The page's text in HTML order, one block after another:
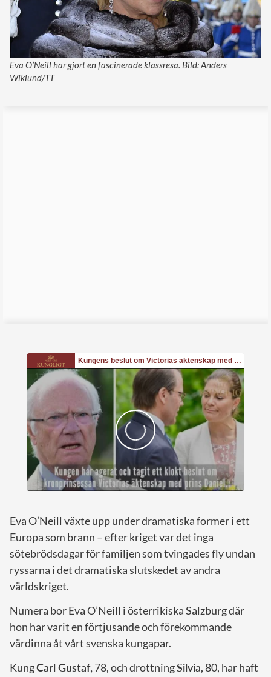
Eva O’Neill har gjort en fascinerade klassresa. Bild: Anders
Wiklund/TT
Eva O’Neill växte upp under dramatiska former i ett
Europa som brann – efter kriget var det inga
sötebrödsdagar för familjen som tvingades fly undan
ryssarna i det dramatiska slutskedet av andra
världskriget.
Numera bor Eva O’Neill i österrikiska Salzburg där
hon har varit en förtjusande och förekommande
värdinna åt vårt svenska kungapar.
KungCarl Gustaf, 78, och drottningSilvia, 80, har haft